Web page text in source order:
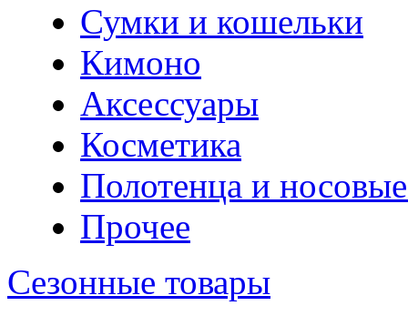
Сумки и кошельки
Кимоно
Аксессуары
Косметика
Полотенца и
Прочее
Сезонные товары